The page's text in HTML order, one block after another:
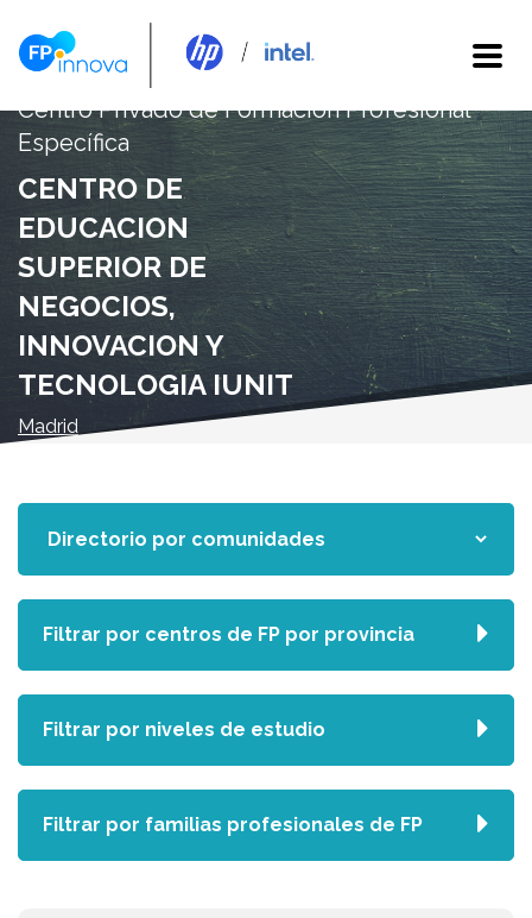
Centro Privado de Formación Profesional
Específica
CENTRO DE
EDUCACION
SUPERIOR DE
NEGOCIOS,
INNOVACION Y
TECNOLOGIA IUNIT
Madrid
Filtrar por centros de FP por provincia
Filtrar por niveles de estudio
Filtrar por familias profesionales de FP